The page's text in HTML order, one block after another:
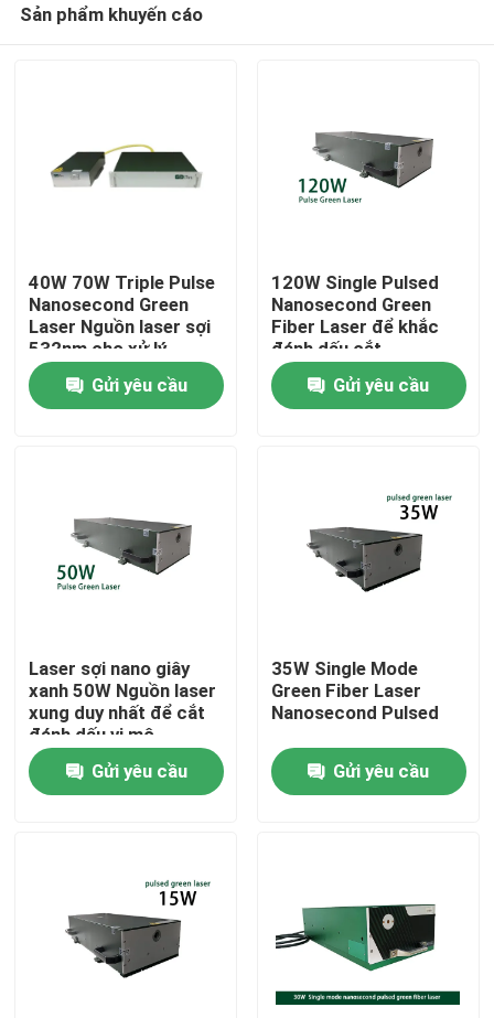
Nhà
Video
Chương trình VR
Về chúng tôi
Tham quan nhà máy
Kiểm soát chất lượng
Yêu cầu báo giá
Sản phẩm khuyến cáo
40W 70W Triple Pulse
Nanosecond Green
Laser Nguồn laser sợi
532nm cho xử lý
quang điện
Gửi yêu cầu
120W Single Pulsed
Nanosecond Green
Fiber Laser để khắc
đánh dấu cắt
Gửi yêu cầu
Laser sợi nano giây
xanh 50W Nguồn laser
xung duy nhất để cắt
đánh dấu vi mô
Gửi yêu cầu
35W Single Mode
Green Fiber Laser
Nanosecond Pulsed
Gửi yêu cầu